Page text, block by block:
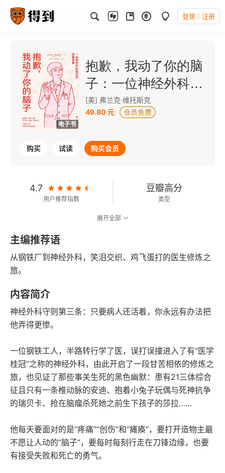
登录 注册
电子书
抱歉，我动了你的脑
子：一位神经外科医
生的悲喜故事
[美] 弗兰克·维托斯克
49.80 元
购买 试读 购买会员
4.7
用户推荐指数
豆瓣高分
类型
152千字
字数
2023-07-01
发行日期
展开全部
主编推荐语
从钢铁厂到神经外科，笑泪交织、鸡飞蛋打的医生修炼之
旅。
内容简介
神经外科守则第三条：只要病人还活着，你永远有办法把
他弄得更惨。
一位钢铁工人，半路转行学了医，误打误撞进入了有“医学
桂冠”之称的神经外科，由此开启了一段甘苦相依的修炼之
旅，也见证了那些事关生死的黑色幽默：患有21三体综合
征且只有一条椎动脉的安迪、抱着小兔子玩偶与死神抗争
的瑞贝卡、抢在脑瘤杀死她之前生下孩子的莎拉……
他每天要面对的是“疼痛”“创伤”和“瘫痪”，要打开造物主最
不愿让人动的“脑子”，要每时每刻行走在刀锋边缘，也要
有接受失败和死亡的勇气。